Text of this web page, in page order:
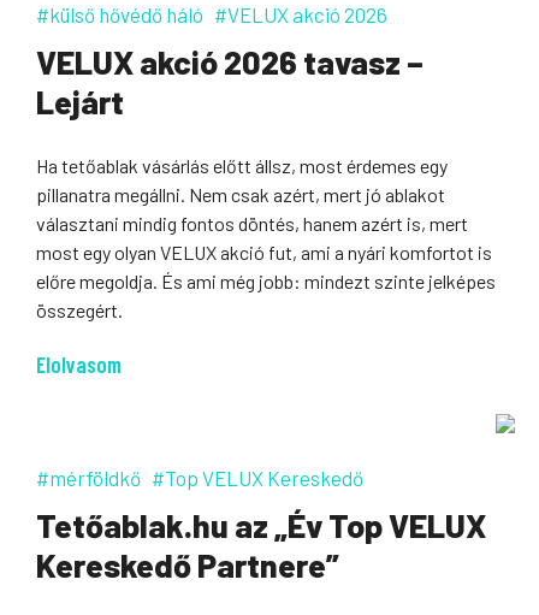
#külső hővédő háló #VELUX akció 2026
VELUX akció 2026 tavasz –
Lejárt
Ha tetőablak vásárlás előtt állsz, most érdemes egy
pillanatra megállni. Nem csak azért, mert jó ablakot
választani mindig fontos döntés, hanem azért is, mert
most egy olyan VELUX akció fut, ami a nyári komfortot is
előre megoldja. És ami még jobb: mindezt szinte jelképes
összegért.
Elolvasom
#mérföldkő #Top VELUX Kereskedő
Tetőablak.hu az „Év Top VELUX
Kereskedő Partnere”